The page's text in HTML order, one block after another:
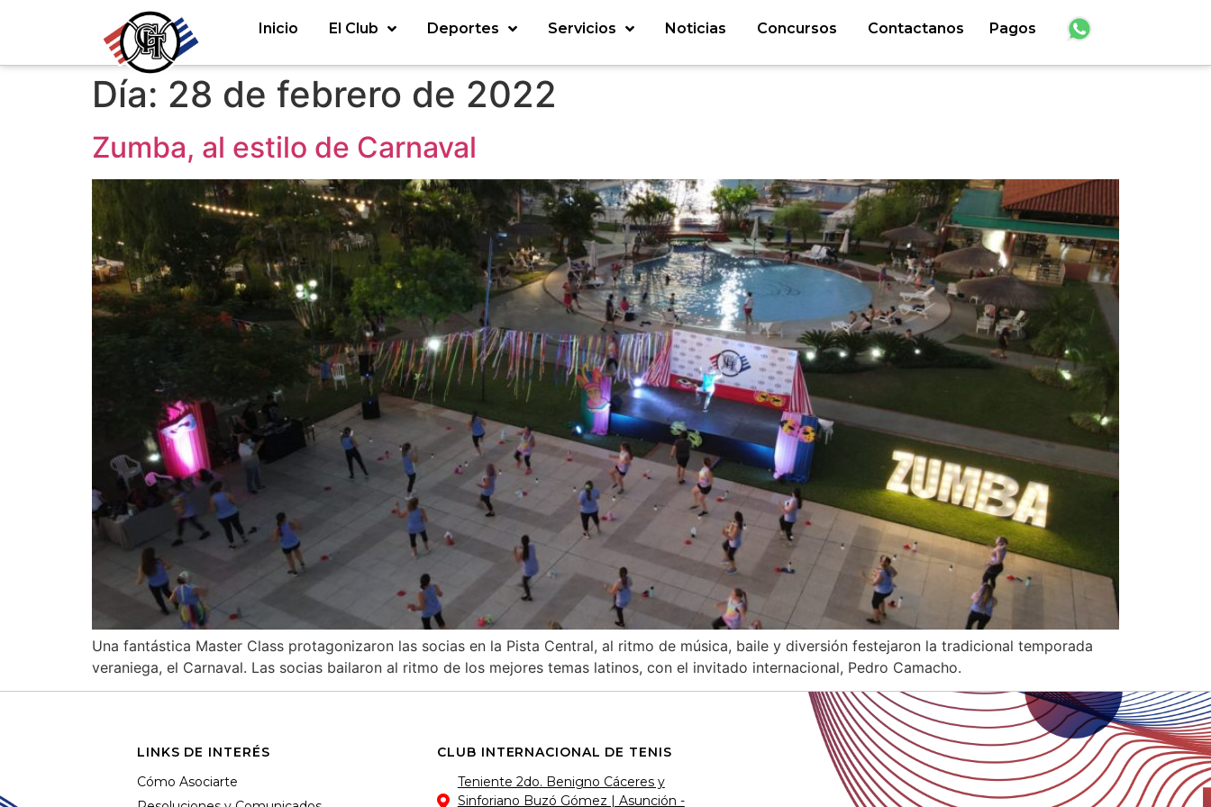
Inicio El Club Deportes Servicios Noticias Concursos Contactanos Pagos
Día: 28 de febrero de 2022
Zumba, al estilo de Carnaval
Una fantástica Master Class protagonizaron las socias en la Pista Central, al ritmo de música, baile y diversión festejaron la tradicional temporada
veraniega, el Carnaval. Las socias bailaron al ritmo de los mejores temas latinos, con el invitado internacional, Pedro Camacho.
LINKS DE INTERÉS
Cómo Asociarte
CLUB INTERNACIONAL DE TENIS
Teniente 2do. Benigno Cáceres y
Sinforiano Buzó Gómez | Asunción -